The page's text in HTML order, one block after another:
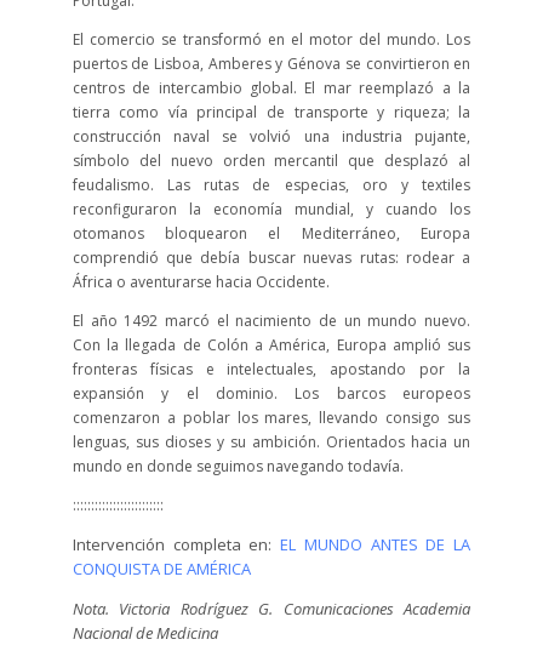
El comercio se transformó en el motor del mundo. Los
puertos de Lisboa, Amberes y Génova se convirtieron en
centros de intercambio global. El mar reemplazó a la
tierra como vía principal de transporte y riqueza; la
construcción naval se volvió una industria pujante,
símbolo del nuevo orden mercantil que desplazó al
feudalismo. Las rutas de especias, oro y textiles
reconfiguraron la economía mundial, y cuando los
otomanos bloquearon el Mediterráneo, Europa
comprendió que debía buscar nuevas rutas: rodear a
África o aventurarse hacia Occidente.
El año 1492 marcó el nacimiento de un mundo nuevo.
Con la llegada de Colón a América, Europa amplió sus
fronteras físicas e intelectuales, apostando por la
expansión y el dominio. Los barcos europeos
comenzaron a poblar los mares, llevando consigo sus
lenguas, sus dioses y su ambición. Orientados hacia un
mundo en donde seguimos navegando todavía.
:::::::::::::::::::::::::
Intervención completa en:EL MUNDO ANTES DE LA
CONQUISTA DE AMÉRICA
Nota. Victoria Rodríguez G. Comunicaciones Academia
Nacional de Medicina